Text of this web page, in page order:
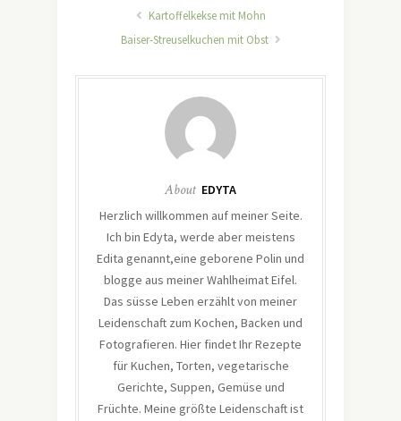
Kartoffelkekse mit Mohn
Baiser-Streuselkuchen mit Obst
About EDYTA
Herzlich willkommen auf meiner Seite.
Ich bin Edyta, werde aber meistens
Edita genannt,eine geborene Polin und
blogge aus meiner Wahlheimat Eifel.
Das süsse Leben erzählt von meiner
Leidenschaft zum Kochen, Backen und
Fotografieren. Hier findet Ihr Rezepte
für Kuchen, Torten, vegetarische
Gerichte, Suppen, Gemüse und
Früchte. Meine größte Leidenschaft ist